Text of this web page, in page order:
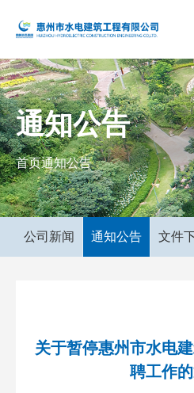
通知公告
首页通知公告
公司新闻 通知公告 文件
关于暂停惠州市水电
聘工作